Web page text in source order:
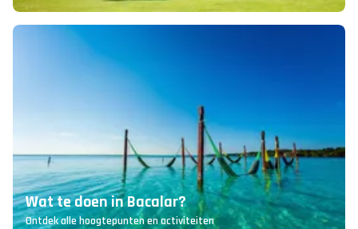
Wat te doen in Bacalar?
Ontdek alle hoogtepunten en activiteiten